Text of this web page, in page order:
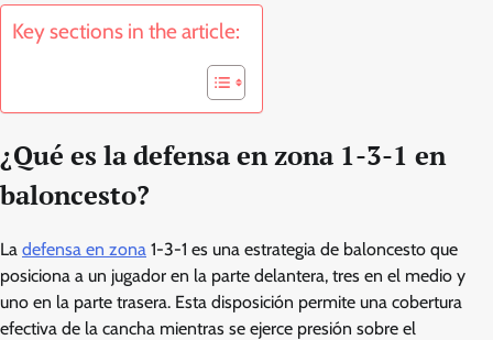
Key sections in the article:
¿Qué es la defensa en zona 1-3-1 en
baloncesto?
La defensa en zona 1-3-1 es una estrategia de baloncesto que
posiciona a un jugador en la parte delantera, tres en el medio y
uno en la parte trasera. Esta disposición permite una cobertura
efectiva de la cancha mientras se ejerce presión sobre el